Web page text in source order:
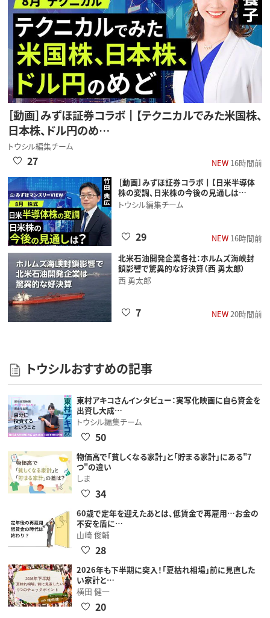
［動画］みずほ証券コラボ┃【テクニカルでみた米国株、
日本株、ドル円のめ…
トウシル編集チーム
NEW16時間前
27
［動画］みずほ証券コラボ┃【日米半導体
株の変調、日米株の今後の見通しは…
トウシル編集チーム
NEW16時間前
29
北米石油開発企業各社：ホルムズ海峡封
鎖影響で驚異的な好決算（西 勇太郎）
西 勇太郎
NEW20時間前
7
トウシルおすすめの記事
東村アキコさんインタビュー：実写化映画に自ら資金を
出資し大成…
トウシル編集チーム
50
物価高で「貧しくなる家計」と「貯まる家計」にある"7
つ"の違い
しま
34
60歳で定年を迎えたあとは、低賃金で再雇用…お金の
不安を盾に…
山崎 俊輔
28
2026年も下半期に突入！「夏枯れ相場」前に見直した
い家計と…
横田 健一
20